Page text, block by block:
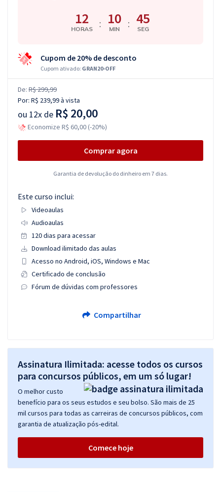
12
HORAS : 10
MIN : 44
SEG
Cupom de 20% de desconto
Cupom ativado: GRAN20-OFF
De: R$ 299,99
Por: R$ 239,99à vista
ou 12x de R$ 20,00
Economize R$ 60,00 (-20%)
Comprar agora
Garantia de devolução do dinheiro em 7 dias.
Este curso inclui:
Videoaulas
Audioaulas
120 dias para acessar
Download ilimitado das aulas
Acesso no Android, iOS, Windows e Mac
Certificado de conclusão
Fórum de dúvidas com professores
Compartilhar
Assinatura Ilimitada: acesse todos os cursos
para concursos públicos, em um só lugar!
O melhor custo
benefício para os seus estudos e seu bolso. São mais de 25
mil cursos para todas as carreiras de concursos públicos, com
garantia de atualização pós-edital.
Comece hoje